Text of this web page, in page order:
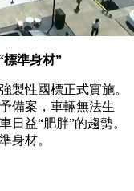
標準身材”
性國標正式實施。
備案，車輛無法生
日益“肥胖”的趨勢。
身材。